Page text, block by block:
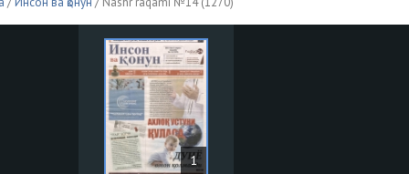
1